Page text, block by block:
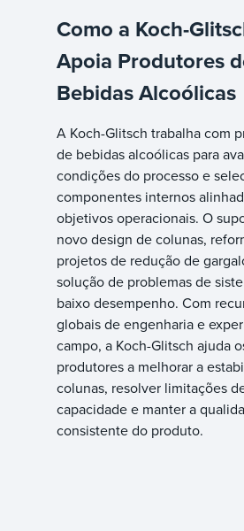
Como a Koch-
Apoia Produtores
Bebidas Alcoólicas
A Koch-Glitsch trabalha com
de bebidas alcoólicas para
condições do processo e
componentes internos
objetivos operacionais. O
novo design de colunas,
projetos de redução de
solução de problemas de
baixo desempenho. Com
globais de engenharia e
campo, a Koch-Glitsch ajuda
produtores a melhorar a
colunas, resolver limitações
capacidade e manter a
consistente do produto.